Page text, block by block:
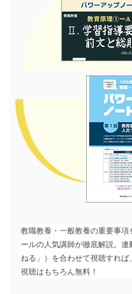
教職教養・一般教養の重要事
ールの人気講師が徹底解説。
ねる」）を合わせて視聴すれ
視聴はもちろん無料！